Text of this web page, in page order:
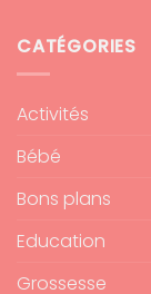
CATÉGORIES
Activités
Bébé
Bons plans
Education
Grossesse